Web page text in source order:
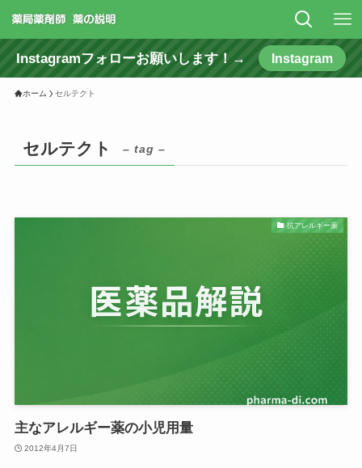
Instagramフォローお願いします！→ Instagram
ホーム セルテクト
セルテクト – tag –
抗アレルギー薬
主なアレルギー薬の小児用量
2012年4月7日